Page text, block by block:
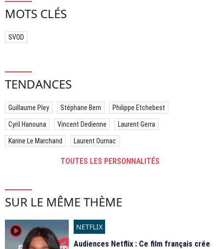
MOTS CLÉS
SVOD
TENDANCES
Guillaume Pley Stéphane Bern Philippe Etchebest
Cyril Hanouna Vincent Dedienne Laurent Gerra
Karine Le Marchand Laurent Ournac
TOUTES LES PERSONNALITÉS
SUR LE MÊME THÈME
player2
NETFLIX
Audiences Netflix : Ce film français crée